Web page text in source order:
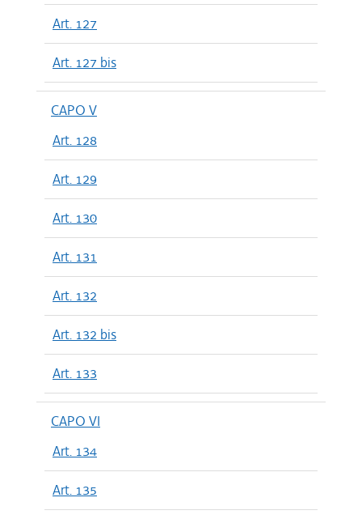
Art. 127
Art. 127 bis
CAPO V
Art. 128
Art. 129
Art. 130
Art. 131
Art. 132
Art. 132 bis
Art. 133
CAPO VI
Art. 134
Art. 135